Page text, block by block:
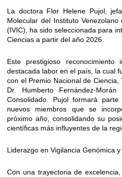
La doctora Flor Helene Pujol,
Molecular del Instituto
(IVIC), ha sido seleccionada para
Ciencias a partir del año 2026.
Este prestigioso
destacada labor en el país, la cual
con el Premio Nacional de
Dr. Humberto Fernández-
Consolidado. Pujol formará
nuevos miembros que se
próximo año, consolidando su
científicas más influyentes de la
Liderazgo en Vigilancia Genómica
Con una trayectoria de